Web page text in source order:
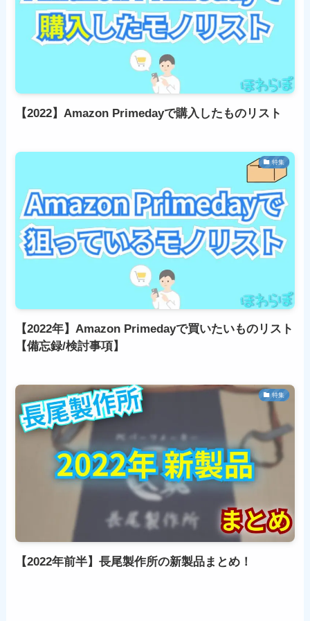
【2022】Amazon Primedayで購入したものリスト
特集
【2022年】Amazon Primedayで買いたいものリスト
【備忘録/検討事項】
特集
【2022年前半】長尾製作所の新製品まとめ！